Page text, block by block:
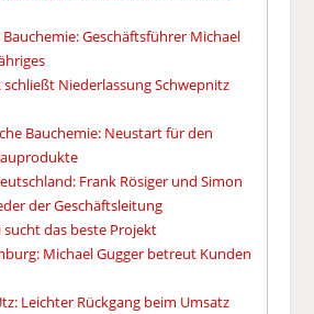
Geschäftsführer Michael
schließt Niederlassung Schwepnitz
Bauchemie: Neustart für den
Frank Rösiger und Simon
der Geschäftsleitung
sucht das beste Projekt
Michael Gugger betreut Kunden
Leichter Rückgang beim Umsatz